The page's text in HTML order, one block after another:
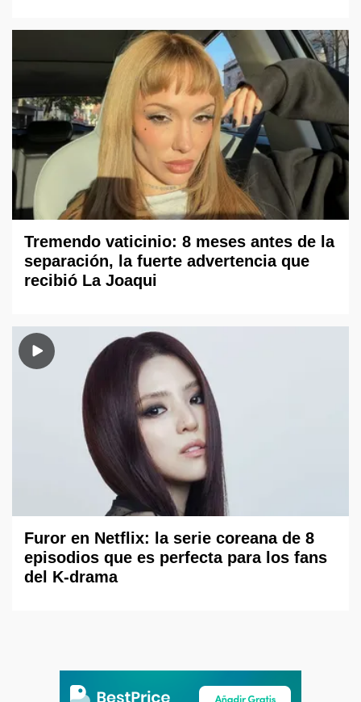
Tremendo vaticinio: 8 meses antes de la
separación, la fuerte advertencia que
recibió La Joaqui
Furor en Netflix: la serie coreana de 8
episodios que es perfecta para los fans
del K-drama